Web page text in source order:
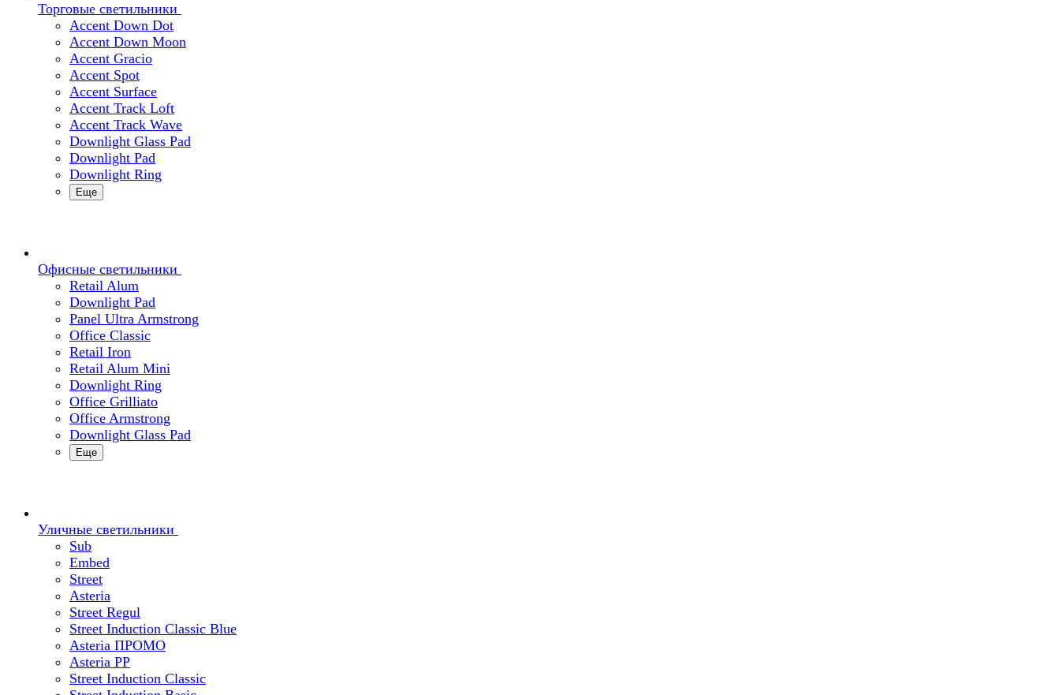
Торговые светильники
Accent Down Dot
Accent Down Moon
Accent Gracio
Accent Spot
Accent Surface
Accent Track Loft
Accent Track Wave
Downlight Glass Pad
Downlight Pad
Downlight Ring
Еще
Офисные светильники
Retail Alum
Downlight Pad
Panel Ultra Armstrong
Office Classic
Retail Iron
Retail Alum Mini
Downlight Ring
Office Grilliato
Office Armstrong
Downlight Glass Pad
Еще
Уличные светильники
Sub
Embed
Street
Asteria
Street Regul
Street Induction Classic Blue
Asteria ПРОМО
Asteria PP
Street Induction Classic